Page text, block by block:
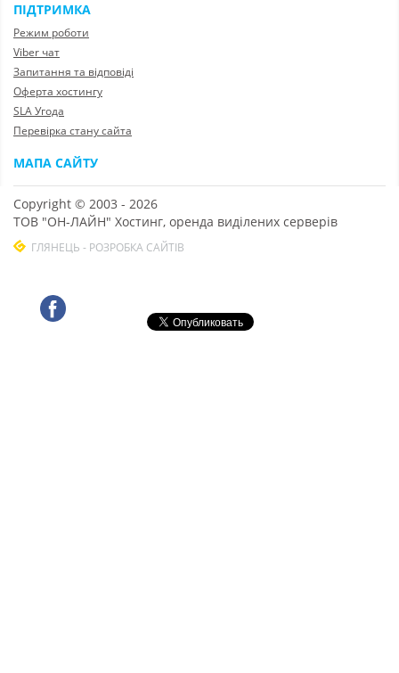
ПІДТРИМКА
Режим роботи
Viber чат
Запитання та відповіді
Оферта хостингу
SLA Угода
Перевірка стану сайта
МАПА САЙТУ
Copyright © 2003 - 2026
ТОВ "ОН-ЛАЙН" Хостинг, оренда виділених серверів
ГЛЯНЕЦЬ - РОЗРОБКА САЙТІВ